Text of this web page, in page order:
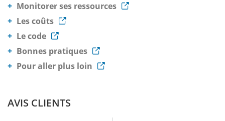
Monitorer ses ressources
Les coûts
Le code
Bonnes pratiques
Pour aller plus loin
AVIS CLIENTS